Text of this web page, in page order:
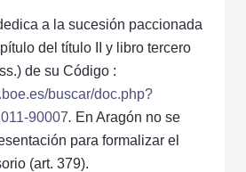
a la sucesión paccionada
del título II y libro tercero
de su Código :
buscar/doc.php?
90007. En Aragón no se
para formalizar el
(art. 379).